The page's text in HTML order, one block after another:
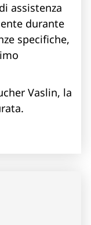
assistenza
durante
specifiche,
Vaslin, la